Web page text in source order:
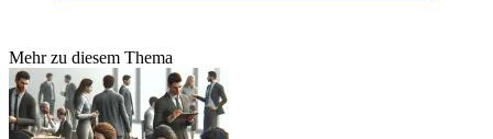
Mehr zu diesem Thema